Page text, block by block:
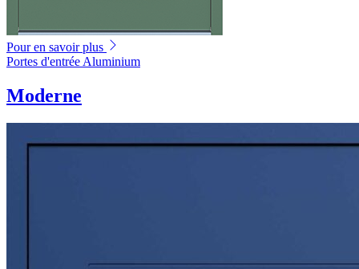
Pour en savoir plus
Portes d'entrée Aluminium
Moderne